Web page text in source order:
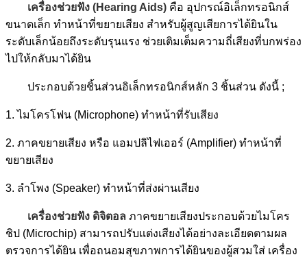
เครื่องช่วยฟัง (Hearing Aids) คือ อุปกรณ์อิเล็กทรอนิกส์
ขนาดเล็ก ทำหน้าที่ขยายเสียง สำหรับผู้สูญเสียการได้ยินใน
ระดับเล็กน้อยถึงระดับรุนแรง ช่วยเติมเต็มความถี่เสียงที่บกพร่อง
ไปให้กลับมาได้ยิน
ประกอบด้วยชิ้นส่วนอิเล็กทรอนิกส์หลัก 3 ชิ้นส่วน ดังนี้ ;
1. ไมโครโฟน (Microphone) ทำหน้าที่รับเสียง
2. ภาคขยายเสียง หรือ แอมปลิไฟเออร์ (Amplifier) ทำหน้าที่
ขยายเสียง
3. ลำโพง (Speaker) ทำหน้าที่ส่งผ่านเสียง
เครื่องช่วยฟัง ดิจิตอล ภาคขยายเสียงประกอบด้วยไมโคร
ชิป (Microchip) สามารถปรับแต่งเสียงได้อย่างละเอียดตามผล
ตรวจการได้ยิน เพื่อถนอมสุขภาพการได้ยินของผู้สวมใส่ เครื่อง